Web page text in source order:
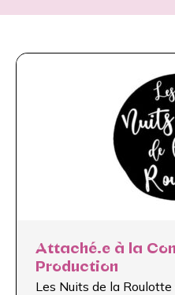
Attaché.e à la
Production
Les Nuits de la